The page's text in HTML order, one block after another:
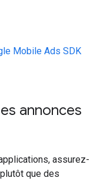
Mobile Ads SDK
annonces
assurez-
que des